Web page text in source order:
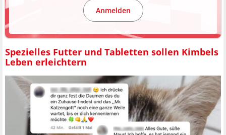
Anmelden
Spezielles Futter und Tabletten sollen Kimbels
Leben erleichtern